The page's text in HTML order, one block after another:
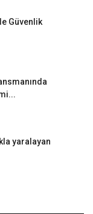
Güvenlik
yaralayan